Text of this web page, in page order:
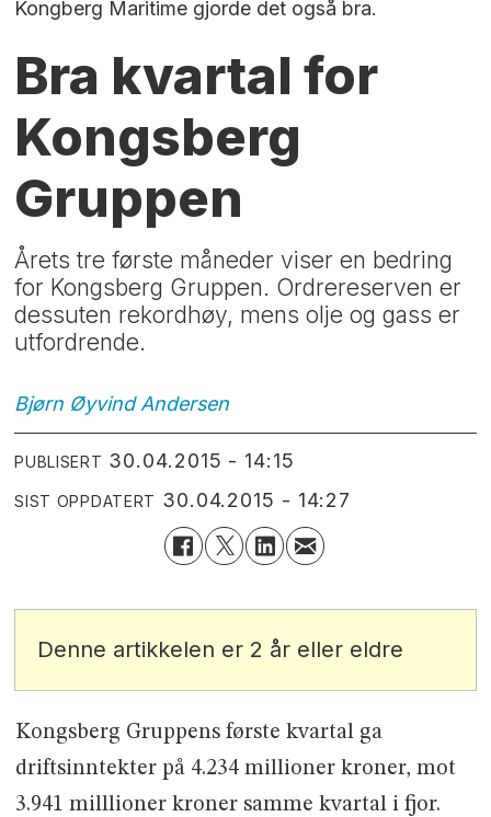
Kongberg Maritime gjorde det også bra.
Bra kvartal for
Kongsberg
Gruppen
Årets tre første måneder viser en bedring
for Kongsberg Gruppen. Ordrereserven er
dessuten rekordhøy, mens olje og gass er
utfordrende.
Bjørn Øyvind Andersen
PUBLISERT 30.04.2015 - 14:15
SIST OPPDATERT 30.04.2015 - 14:27
Denne artikkelen er 2 år eller eldre
Kongsberg Gruppens første kvartal ga
driftsinntekter på 4.234 millioner kroner, mot
3.941 milllioner kroner samme kvartal i fjor.